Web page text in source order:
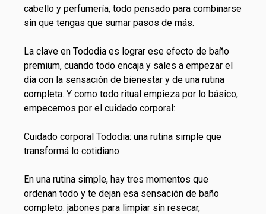
cabello y perfumería, todo pensado para combinarse
sin que tengas que sumar pasos de más.
La clave en Tododia es lograr ese efecto de baño
premium, cuando todo encaja y sales a empezar el
día con la sensación de bienestar y de una rutina
completa. Y como todo ritual empieza por lo básico,
empecemos por el cuidado corporal:
Cuidado corporal Tododia: una rutina simple que
transformá lo cotidiano
En una rutina simple, hay tres momentos que
ordenan todo y te dejan esa sensación de baño
completo: jabones para limpiar sin resecar,